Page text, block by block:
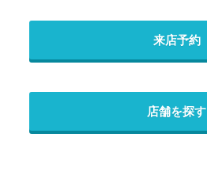
来店予約
店舗を探す